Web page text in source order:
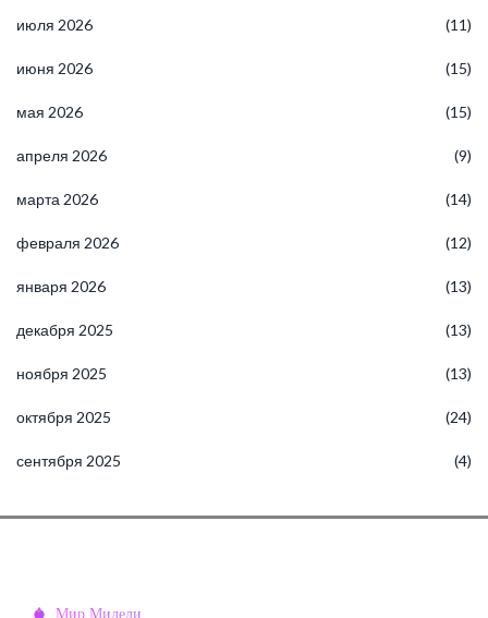
июля 2026 (11)
июня 2026 (15)
мая 2026 (15)
апреля 2026 (9)
марта 2026 (14)
февраля 2026 (12)
января 2026 (13)
декабря 2025 (13)
ноября 2025 (13)
октября 2025 (24)
сентября 2025 (4)